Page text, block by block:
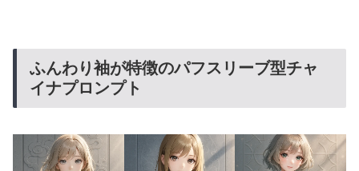
ふんわり袖が特徴のパフスリーブ型チャ
イナプロンプト